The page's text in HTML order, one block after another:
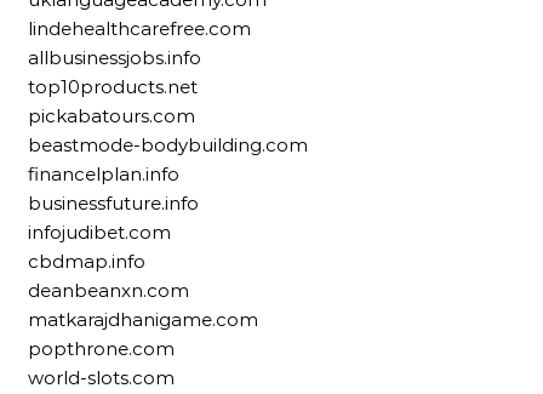
lindehealthcarefree.com
allbusinessjobs.info
top10products.net
pickabatours.com
beastmode-bodybuilding.com
financelplan.info
businessfuture.info
infojudibet.com
cbdmap.info
deanbeanxn.com
matkarajdhanigame.com
popthrone.com
world-slots.com